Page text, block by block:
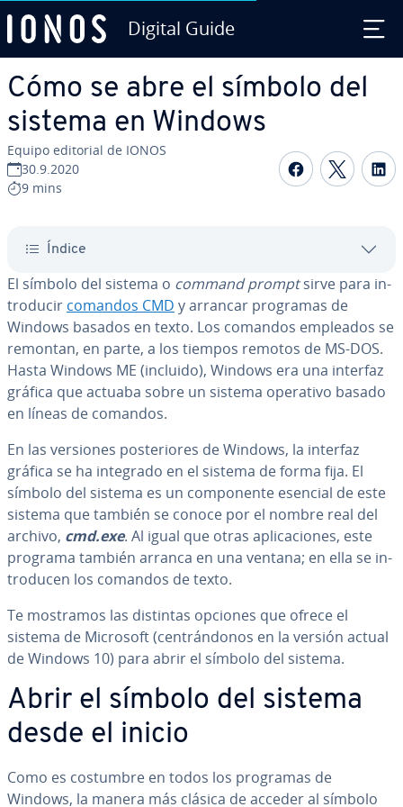
Digital Guide
Cómo se abre el símbolo del
sistema en Windows
Equipo editorial de IONOS
30.9.2020
9 mins
Compartir
Índice
El símbolo del sistema o command promptsirve para in­
tro­du­cir comandos CMD y arrancar programas de
Windows basados en texto. Los comandos empleados se
remontan, en parte, a los tiempos remotos de MS-DOS.
Hasta Windows ME (incluido), Windows era una interfaz
gráfica que actuaba sobre un sistema operativo basado
en líneas de comandos.
En las versiones po­s­te­rio­res de Windows, la interfaz
gráfica se ha integrado en el sistema de forma fija. El
símbolo del sistema es un co­m­po­ne­n­te esencial de este
sistema que también se conoce por el nombre real del
archivo, cmd.exe. Al igual que otras apli­ca­cio­nes, este
programa también arranca en una ventana; en ella se in­
tro­du­cen los comandos de texto.
Te mostramos las distintas opciones que ofrece el
sistema de Microsoft (ce­n­trá­n­do­nos en la versión actual
de Windows 10) para abrir el símbolo del sistema.
Abrir el símbolo del sistema
desde el inicio
Como es costumbre en todos los programas de
Windows, la manera más clásica de acceder al símbolo